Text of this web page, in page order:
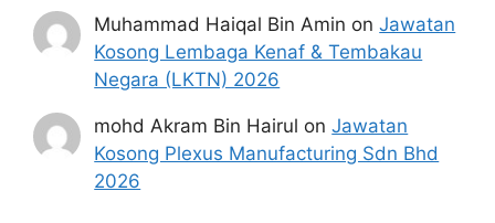
Calon dikehendaki memuat naik resume
yang lengkap (kelayakan akademik,
pengalaman kerja, gaji semasa dan gaji
yang dipohon, gambar berukuran
passport serta salinan sijil-sijil berkaitan)
semasa membuat permohonan.
Pemohon yang telah mendaftar dan
Muhammad Haiqal Bin Amin onJawatan
Kosong Lembaga Kenaf & Tembakau
Negara (LKTN) 2026
mohd Akram Bin Hairul onJawatan
Kosong Plexus Manufacturing Sdn Bhd
2026